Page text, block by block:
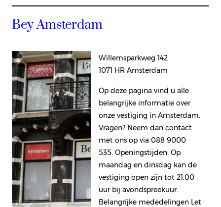
Bey Amsterdam
Willemsparkweg 142
1071 HR Amsterdam
Op deze pagina vind u alle
belangrijke informatie over
onze vestiging in Amsterdam.
Vragen? Neem dan contact
met ons op via 088 9000
535. Openingstijden: Op
maandag en dinsdag kan de
vestiging open zijn tot 21.00
uur bij avondspreekuur.
Belangrijke mededelingen Let